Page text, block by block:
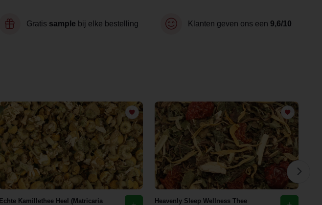
Gratis sample bij elke bestelling Klanten geven ons een 9,6/10
Echte Kamillethee Heel (Matricaria
Heavenly Sleep Wellness Thee